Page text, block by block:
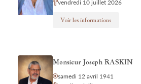
vendredi 10 juillet 2026
Voir les informations
Monsieur Joseph RASKIN
samedi 12 avril 1941